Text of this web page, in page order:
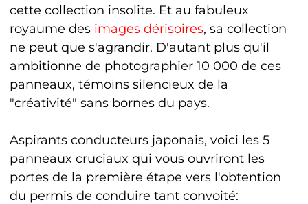
cette collection insolite. Et au fabuleux
royaume des images dérisoires, sa collection
ne peut que s'agrandir. D'autant plus qu'il
ambitionne de photographier 10 000 de ces
panneaux, témoins silencieux de la
"créativité" sans bornes du pays.
Aspirants conducteurs japonais, voici les 5
panneaux cruciaux qui vous ouvriront les
portes de la première étape vers l'obtention
du permis de conduire tant convoité: